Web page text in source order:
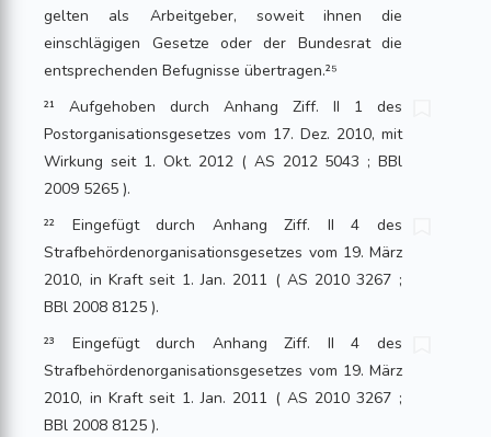
gelten als Arbeitgeber, soweit ihnen die
einschlägigen Gesetze oder der Bundesrat die
entsprechenden Befugnisse übertragen.²⁵
²¹ Aufgehoben durch Anhang Ziff. II 1 des
Postorganisationsgesetzes vom 17. Dez. 2010, mit
Wirkung seit 1. Okt. 2012 ( AS 2012 5043 ; BBl
2009 5265 ).
²² Eingefügt durch Anhang Ziff. II 4 des
Strafbehördenorganisationsgesetzes vom 19. März
2010, in Kraft seit 1. Jan. 2011 ( AS 2010 3267 ;
BBl 2008 8125 ).
²³ Eingefügt durch Anhang Ziff. II 4 des
Strafbehördenorganisationsgesetzes vom 19. März
2010, in Kraft seit 1. Jan. 2011 ( AS 2010 3267 ;
BBl 2008 8125 ).